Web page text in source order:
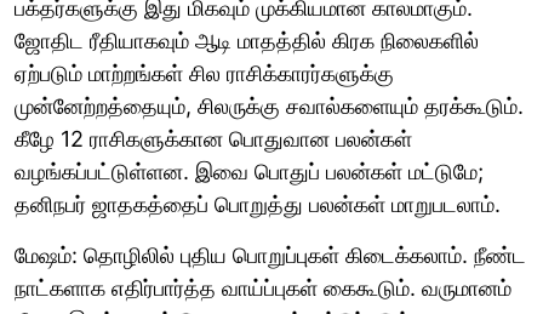
பக்தர்களுக்கு இது மிகவும் முக்கியமான காலமாகும்.
ஜோதிட ரீதியாகவும் ஆடி மாதத்தில் கிரக நிலைகளில்
ஏற்படும் மாற்றங்கள் சில ராசிக்காரர்களுக்கு
முன்னேற்றத்தையும், சிலருக்கு சவால்களையும் தரக்கூடும்.
கீழே 12 ராசிகளுக்கான பொதுவான பலன்கள்
வழங்கப்பட்டுள்ளன. இவை பொதுப் பலன்கள் மட்டுமே;
தனிநபர் ஜாதகத்தைப் பொறுத்து பலன்கள் மாறுபடலாம்.
மேஷம்: தொழிலில் புதிய பொறுப்புகள் கிடைக்கலாம். நீண்ட
நாட்களாக எதிர்பார்த்த வாய்ப்புகள் கைகூடும். வருமானம்